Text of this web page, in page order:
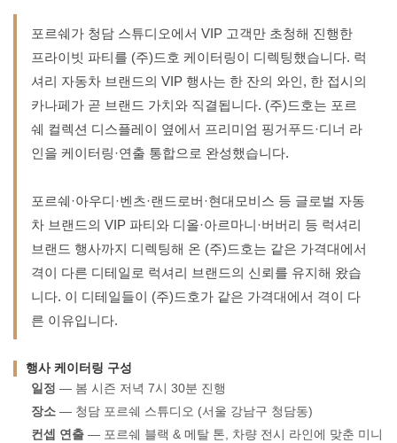
포르쉐가 청담 스튜디오에서 VIP 고객만 초청해 진행한
프라이빗 파티를 (주)드호 케이터링이 디렉팅했습니다. 럭
셔리 자동차 브랜드의 VIP 행사는 한 잔의 와인, 한 접시의
카나페가 곧 브랜드 가치와 직결됩니다. (주)드호는 포르
쉐 컬렉션 디스플레이 옆에서 프리미엄 핑거푸드·디너 라
인을 케이터링·연출 통합으로 완성했습니다.
포르쉐·아우디·벤츠·랜드로버·현대모비스 등 글로벌 자동
차 브랜드의 VIP 파티와 디올·아르마니·버버리 등 럭셔리
브랜드 행사까지 디렉팅해 온 (주)드호는 같은 가격대에서
격이 다른 디테일로 럭셔리 브랜드의 신뢰를 유지해 왔습
니다. 이 디테일들이 (주)드호가 같은 가격대에서 격이 다
른 이유입니다.
행사 케이터링 구성
일정 — 봄 시즌 저녁 7시 30분 진행
장소 — 청담 포르쉐 스튜디오 (서울 강남구 청담동)
컨셉 연출 — 포르쉐 블랙 & 메탈 톤, 차량 전시 라인에 맞춘 미니